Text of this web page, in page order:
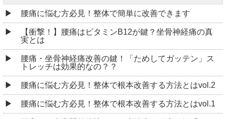
腰痛に悩む方必見！整体で簡単に改善できます
【衝撃！】腰痛はビタミンB12が鍵？坐骨神経痛の真
実とは
腰痛・坐骨神経痛改善の鍵！「ためしてガッテン」ス
トレッチは効果的なの？？
腰痛に悩む方必見！整体で根本改善する方法とはvol.2
腰痛に悩む方必見！整体で根本改善する方法とはvol.1